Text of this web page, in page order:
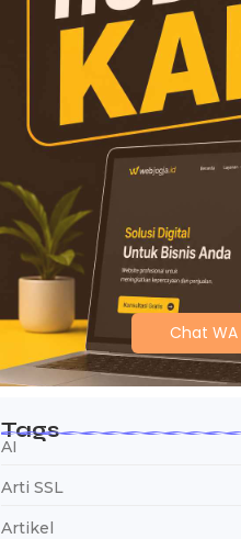
Chat WA
Tags
AI
Arti SSL
Artikel